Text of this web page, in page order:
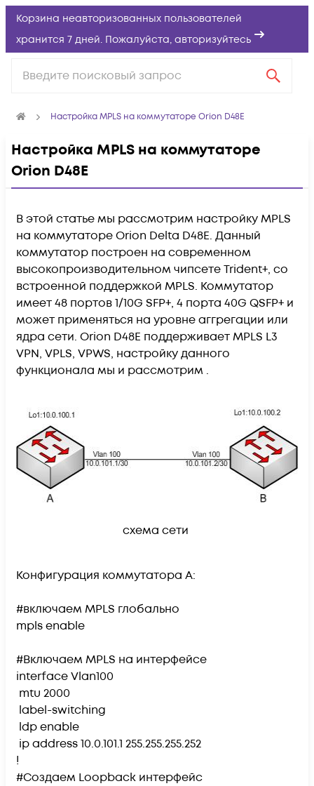
Корзина неавторизованных пользователей
хранится 7 дней. Пожалуйста, авторизуйтесь
Настройка MPLS на коммутаторе Orion D48E
Настройка MPLS на коммутаторе
Orion D48E
В этой статье мы рассмотрим настройку MPLS
на коммутаторе Orion Delta D48E. Данный
коммутатор построен на современном
высокопроизводительном чипсете Trident+, со
встроенной поддержкой MPLS. Коммутатор
имеет 48 портов 1/10G SFP+, 4 порта 40G QSFP+ и
может применяться на уровне аггрегации или
ядра сети. Оrion D48E поддерживает MPLS L3
VPN, VPLS, VPWS, настройку данного
функционала мы и рассмотрим .
схема сети
Конфигурация коммутатора A:
#включаем MPLS глобально
mpls enable
#Включаем MPLS на интерфейсе
interface Vlan100
mtu 2000
label-switching
ldp enable
ip address 10.0.101.1 255.255.255.252
!
#Создаем Loopback интерфейс